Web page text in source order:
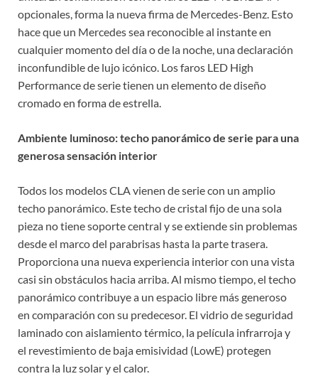
opcionales, forma la nueva firma de Mercedes-Benz. Esto
hace que un Mercedes sea reconocible al instante en
cualquier momento del día o de la noche, una declaración
inconfundible de lujo icónico. Los faros LED High
Performance de serie tienen un elemento de diseño
cromado en forma de estrella.
Ambiente luminoso: techo panorámico de serie para una
generosa sensación interior
Todos los modelos CLA vienen de serie con un amplio
techo panorámico. Este techo de cristal fijo de una sola
pieza no tiene soporte central y se extiende sin problemas
desde el marco del parabrisas hasta la parte trasera.
Proporciona una nueva experiencia interior con una vista
casi sin obstáculos hacia arriba. Al mismo tiempo, el techo
panorámico contribuye a un espacio libre más generoso
en comparación con su predecesor. El vidrio de seguridad
laminado con aislamiento térmico, la película infrarroja y
el revestimiento de baja emisividad (LowE) protegen
contra la luz solar y el calor.